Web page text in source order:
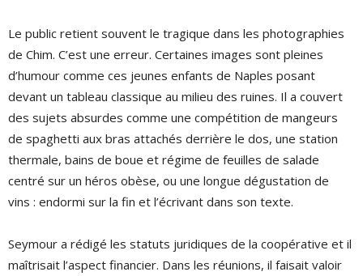
Le public retient souvent le tragique dans les photographies
de Chim. C’est une erreur. Certaines images sont pleines
d’humour comme ces jeunes enfants de Naples posant
devant un tableau classique au milieu des ruines. Il a couvert
des sujets absurdes comme une compétition de mangeurs
de spaghetti aux bras attachés derrière le dos, une station
thermale, bains de boue et régime de feuilles de salade
centré sur un héros obèse, ou une longue dégustation de
vins : endormi sur la fin et l’écrivant dans son texte.
Seymour a rédigé les statuts juridiques de la coopérative et il
maîtrisait l’aspect financier. Dans les réunions, il faisait valoir